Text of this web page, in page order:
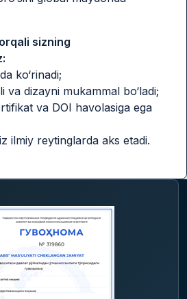
sizning
ko‘rinadi;
va dizayni mukammal bo‘ladi;
va DOI havolasiga ega
ilmiy reytinglarda aks etadi.